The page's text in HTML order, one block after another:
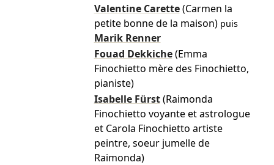
Valentine Carette (Carmen la
petite bonne de la maison) puis
Marik Renner
Fouad Dekkiche (Emma
Finochietto mère des Finochietto,
pianiste)
Isabelle Fürst (Raimonda
Finochietto voyante et astrologue
et Carola Finochietto artiste
peintre, soeur jumelle de
Raimonda)